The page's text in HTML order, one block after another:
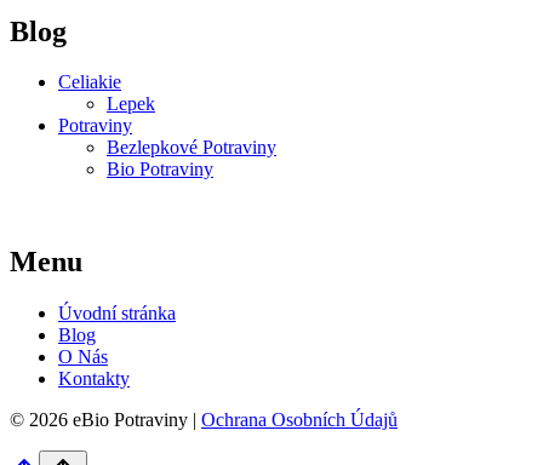
Blog
Celiakie
Lepek
Potraviny
Bezlepkové Potraviny
Bio Potraviny
Menu
Úvodní stránka
Blog
O Nás
Kontakty
© 2026 eBio Potraviny | Ochrana Osobních Údajů